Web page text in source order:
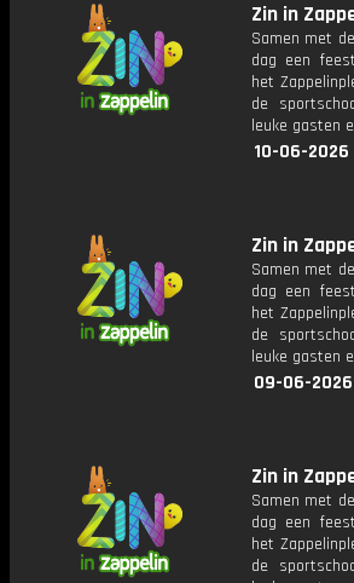
Zin in
Samen met
dag een
het
de
leuke gasten
10-06-2026
Zin in
Samen met
dag een
het
de
leuke gasten
09-06-2026
Zin in
Samen met
dag een
het
de